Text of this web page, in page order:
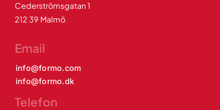
Cederströmsgatan 1
212 39 Malmö
Email
info@formo.com
info@formo.dk
Telefon